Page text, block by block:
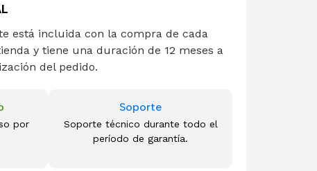
está incluida con la compra de cada
y tiene una duración de 12 meses a
del pedido.
por
Soporte
Soporte técnico durante todo el
período de garantía.